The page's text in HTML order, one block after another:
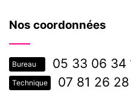
Nos coordonnées
Bureau 05 33 06 34
Technique 07 81 26